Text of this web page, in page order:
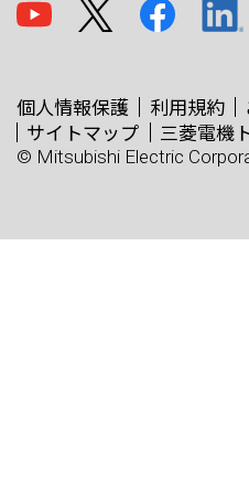
個人情報保護 利用規約
サイトマップ
三菱電機
© Mitsubishi Electric